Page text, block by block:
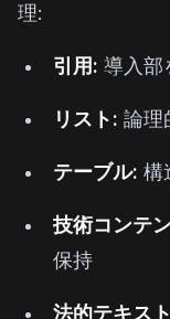
理:
引用: 導入部
リスト: 論理
テーブル: 構
技術コンテ
保持
法的テキス